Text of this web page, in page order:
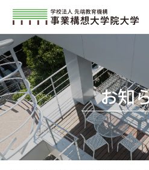
お知